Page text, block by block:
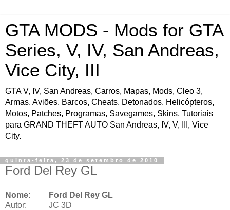
GTA MODS - Mods for GTA
Series, V, IV, San Andreas,
Vice City, III
GTA V, IV, San Andreas, Carros, Mapas, Mods, Cleo 3,
Armas, Aviões, Barcos, Cheats, Detonados, Helicópteros,
Motos, Patches, Programas, Savegames, Skins, Tutoriais
para GRAND THEFT AUTO San Andreas, IV, V, III, Vice
City.
quinta-feira, 23 de setembro de 2010
Ford Del Rey GL
Nome:
Ford Del Rey GL
Autor:
JC 3D